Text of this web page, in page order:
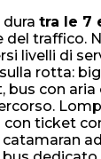
tra le 7
del traffico.
livelli di
rotta:
bus con
con ticket
catamaran